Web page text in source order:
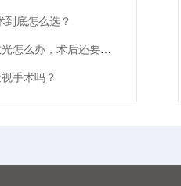
到底怎么选？
近视手术矫正近视，那散光怎么办，术后还要戴眼镜吗？
手术吗？